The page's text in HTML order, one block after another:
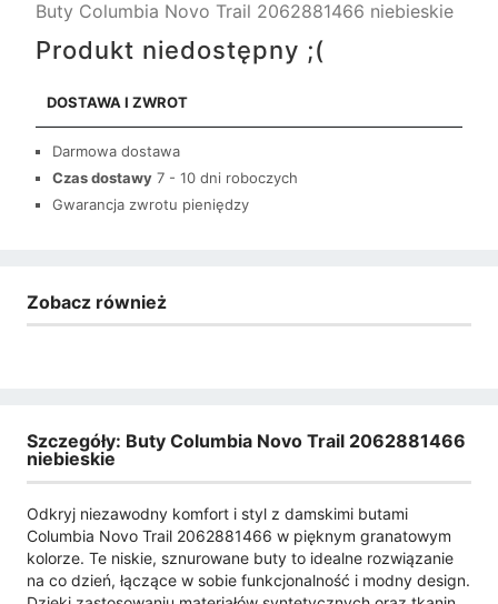
Buty Columbia Novo Trail 2062881466 niebieskie
Produkt niedostępny ;(
DOSTAWA I ZWROT
Darmowa dostawa
Czas dostawy 7 - 10 dni roboczych
Gwarancja zwrotu pieniędzy
Zobacz również
Szczegóły: Buty Columbia Novo Trail 2062881466
niebieskie
Odkryj niezawodny komfort i styl z damskimi butami
Columbia Novo Trail 2062881466 w pięknym granatowym
kolorze. Te niskie, sznurowane buty to idealne rozwiązanie
na co dzień, łączące w sobie funkcjonalność i modny design.